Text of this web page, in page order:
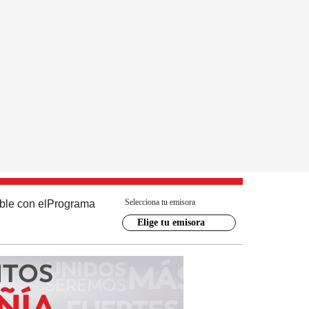
con el Programa Selecciona tu emisora
Elige tu emisora